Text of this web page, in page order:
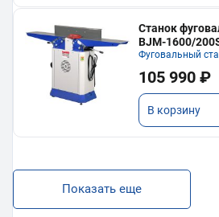
Станок
BJM-1600/
Фуговальный
105 990 ₽
В корзину
Показать еще